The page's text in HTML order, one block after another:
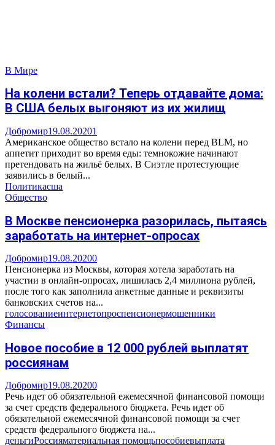
В Мире
На колени встали? Теперь отдавайте дома:
В США белых выгоняют из их жилищ
Добромир19.08.20201
Американское общество встало на колени перед BLM, но
аппетит приходит во время еды: темнокожие начинают
претендовать на жильё белых. В Сиэтле протестующие
заявились в белый...
Политикасша
Общество
В Москве пенсионерка разорилась, пытаясь
заработать на интернет-опросах
Добромир19.08.20200
Пенсионерка из Москвы, которая хотела заработать на
участии в онлайн-опросах, лишилась 2,4 миллиона рублей,
после того как заполнила анкетные данные и реквизиты
банковских счетов на...
голосованиеинтернетопроспенсионермошенники
Финансы
Новое пособие в 12 000 рублей выплатят
россиянам
Добромир19.08.20200
Речь идет об обязательной ежемесячной финансовой помощи
за счет средств федерального бюджета. Речь идет об
обязательной ежемесячной финансовой помощи за счет
средств федерального бюджета на...
деньгиРоссияматериальная помощьпособиевыплата